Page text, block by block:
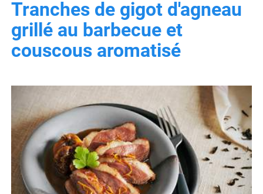
Tranches de gigot d'agneau
grillé au barbecue et
couscous aromatisé